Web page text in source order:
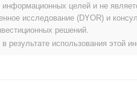
криптовалютного рынка
относительно более широкого
целей и не
исследование (DYOR) и
решений.
результате использования этой